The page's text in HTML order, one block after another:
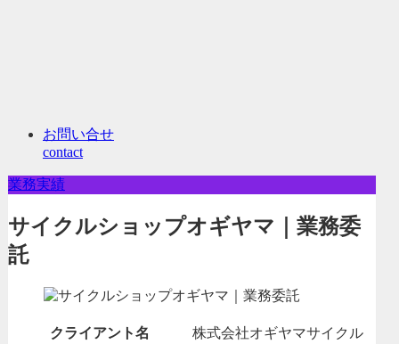
お問い合せ
contact
業務実績
サイクルショップオギヤマ｜業務委
託
クライアント名
株式会社オギヤマサイクル